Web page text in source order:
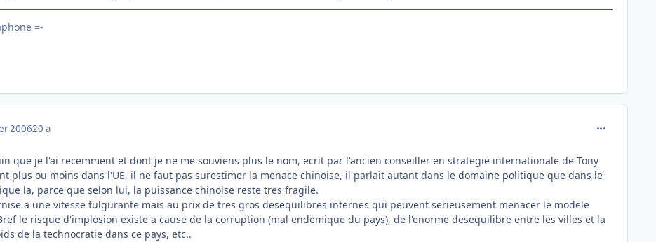
=-
200620 a
que je l'ai recemment et dont je ne me souviens plus le nom, ecrit par l'ancien conseiller en strategie internationale de Tony
plus ou moins dans l'UE, il ne faut pas surestimer la menace chinoise, il parlait autant dans le domaine politique que dans le
la, parce que selon lui, la puissance chinoise reste tres fragile.
a une vitesse fulgurante mais au prix de tres gros desequilibres internes qui peuvent serieusement menacer le modele
le risque d'implosion existe a cause de la corruption (mal endemique du pays), de l'enorme desequilibre entre les villes et la
de la technocratie dans ce pays, etc..